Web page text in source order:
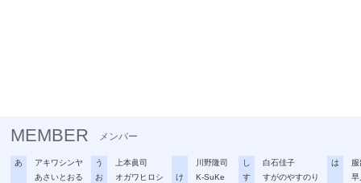
MEMBER メンバー
あ
アキワシンヤ
あさいとおる
う
上本眞司
お
オガワヒロシ
川野隆司
け
K-SuKe
し
白石佳子
す
すがのやすのり
は
早